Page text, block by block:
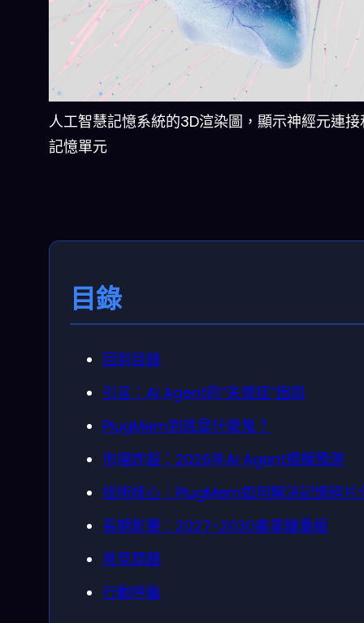
人工智慧記憶系統的3D渲染圖，顯示神經元連
記憶單元
目錄
回到目錄
引言：AI Agent的”失憶症”困局
PlugMem到底是什麼鬼？
市場炸裂：2026年AI Agent規模預測
技術核心：PlugMem如何解決記憶碎片
長期影響：2027-2030產業鏈重組
常見問題
行動呼籲